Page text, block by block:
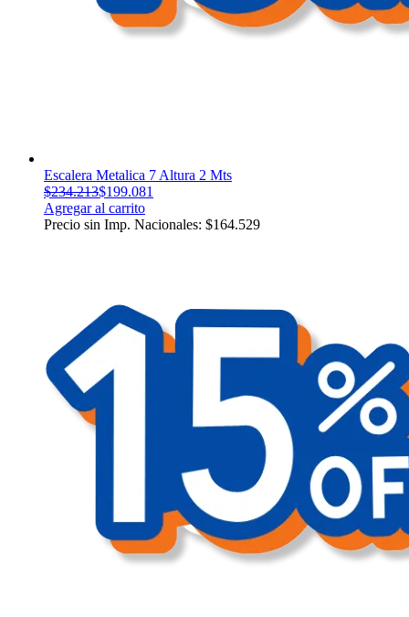
Escalera Metalica 7 Altura 2 Mts
$234.213$199.081
Agregar al carrito
Precio sin Imp. Nacionales: $164.529